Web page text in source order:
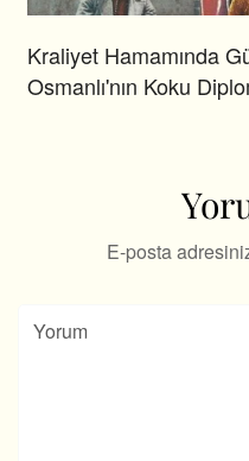
Kraliyet Hamamında
Osmanlı'nın Koku
E-posta